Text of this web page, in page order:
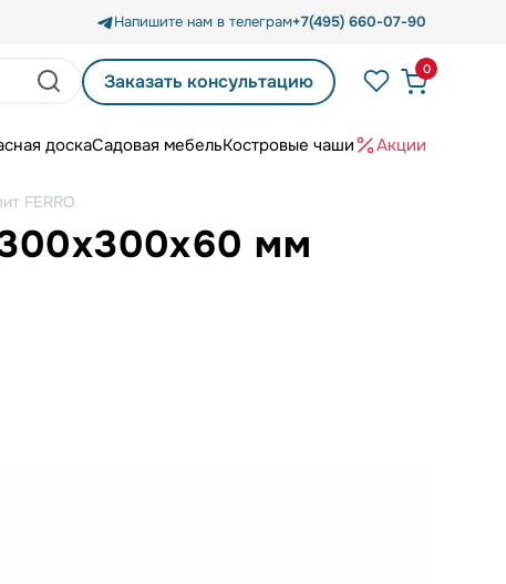
Напишите нам в телеграм+7(495) 660-07-90
Заказать консультацию
0
доскаСадовая мебельКостровые чаши Акции
FERRO
мм